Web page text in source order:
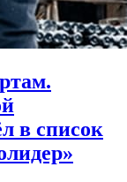
в список